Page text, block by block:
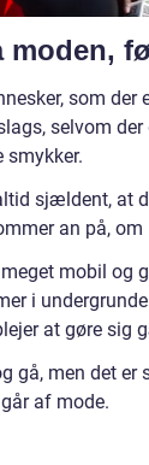
moden,
som
selvom
sjældent, at
an på,
mobil og
i
at gøre sig
gå, men det
af mode.